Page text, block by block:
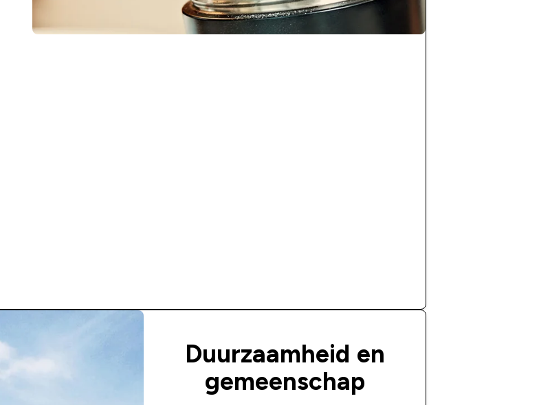
Duurzaamheid en
gemeenschap